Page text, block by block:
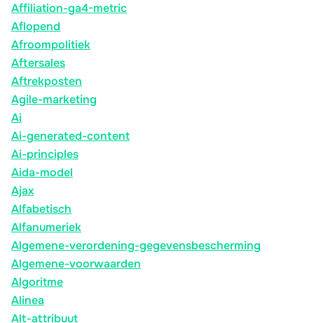
Affiliation-ga4-metric
Aflopend
Afroompolitiek
Aftersales
Aftrekposten
Agile-marketing
Ai
Ai-generated-content
Ai-principles
Aida-model
Ajax
Alfabetisch
Alfanumeriek
Algemene-verordening-gegevensbescherming
Algemene-voorwaarden
Algoritme
Alinea
Alt-attribuut